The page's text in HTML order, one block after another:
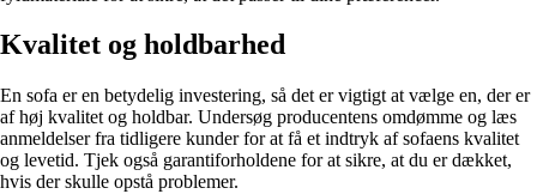
Kvalitet og holdbarhed
En sofa er en betydelig investering, så det er vigtigt at vælge en, der er
af høj kvalitet og holdbar. Undersøg producentens omdømme og læs
anmeldelser fra tidligere kunder for at få et indtryk af sofaens kvalitet
og levetid. Tjek også garantiforholdene for at sikre, at du er dækket,
hvis der skulle opstå problemer.